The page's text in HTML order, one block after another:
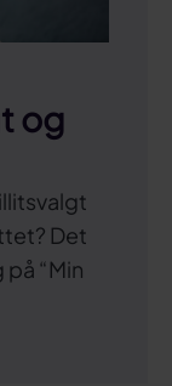
og
Det
“Min